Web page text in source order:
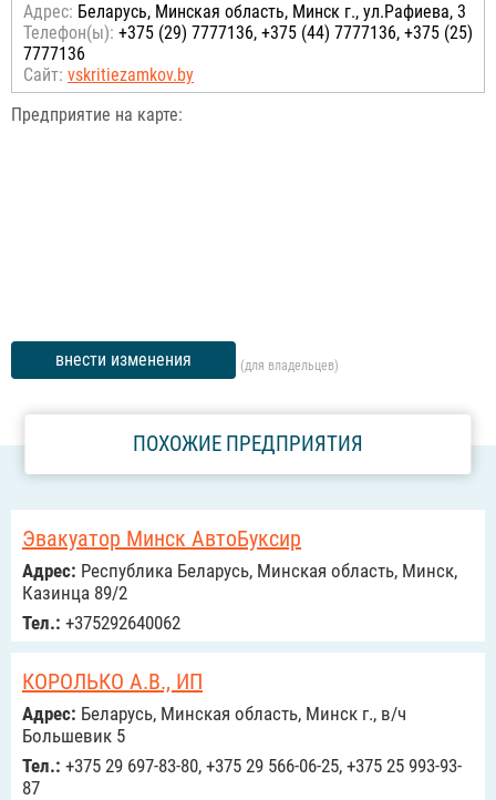
Адрес: Беларусь, Минская область, Минск г., ул.Рафиева, 3
Телефон(ы): +375 (29) 7777136, +375 (44) 7777136, +375 (25)
7777136
Сайт: vskritiezamkov.by
Предприятие на карте:
внести изменения (для владельцев)
ПОХОЖИЕ ПРЕДПРИЯТИЯ
Эвакуатор Минск АвтоБуксир
Адрес: Республика Беларусь, Минская область, Минск,
Казинца 89/2
Тел.: +375292640062
КОРОЛЬКО А.В., ИП
Адрес: Беларусь, Минская область, Минск г., в/ч
Большевик 5
Тел.: +375 29 697-83-80, +375 29 566-06-25, +375 25 993-93-
87